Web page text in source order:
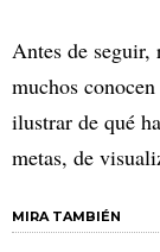
Antes de seguir,
muchos
ilustrar de qué
metas, de
MIRA TAMBIÉN